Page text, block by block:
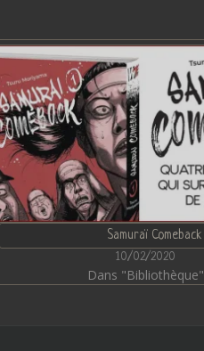
Samuraï Comeback
10/02/2020
Dans "Bibliothèque"